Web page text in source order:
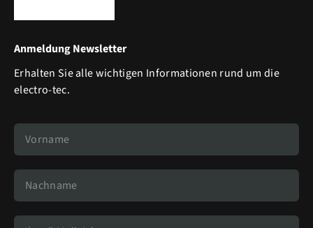
Anmeldung Newsletter
Erhalten Sie alle wichtigen Informationen rund um die
electro-tec.